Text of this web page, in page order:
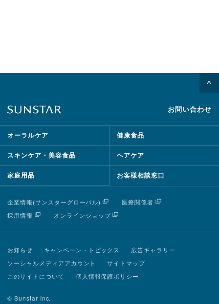
お問い合わせ
オーラルケア 健康食品
スキンケア・美容食品 ヘアケア
家庭用品 お客様相談窓口
企業情報(サンスターグローバル)
医療関係者
採用情報
オンラインショップ
お知らせ キャンペーン・トピックス
広告ギャラリー
ソーシャルメディアアカウント
サイトマップ
このサイトについて
個人情報保護ポリシー
© Sunstar Inc.